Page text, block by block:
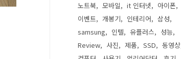
노트북 모바일 it 인터넷
아이폰
이벤트
개봉기 인테리어
삼성
samsung
인텔 유플러스
성능
Review
사진 제품 SSD
동영상